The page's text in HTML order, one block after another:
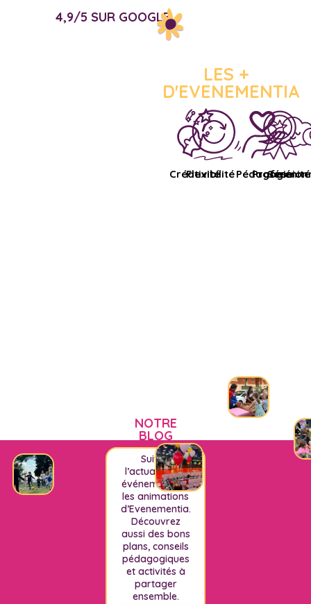
4,9/5 SUR GOOGLE
LES +
D'EVENEMENTIA
Créativité
FlexibilitéPédagogie
Sérénité
NOTRE
BLOG
Suivez
l’actualité, les
événements et
les animations
d’Evenementia.
Découvrez
aussi des bons
plans, conseils
pédagogiques
et activités à
partager
ensemble.